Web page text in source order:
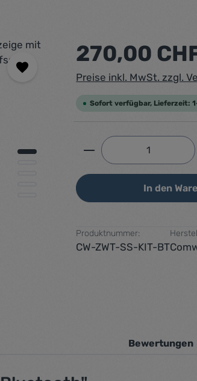
Regulärer Preis:
270,00
Preise inkl. MwSt. zzgl.
Sofort verfügbar, Lieferzeit:
Produkt Anzahl:
In den
Produktnummer:
CW-ZWT-SS-KIT-BT
Bewertungen